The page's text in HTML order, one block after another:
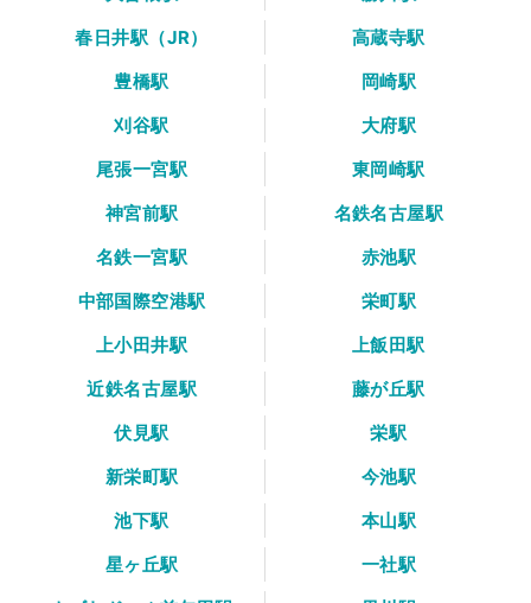
春日井駅（JR）
高蔵寺駅
豊橋駅
岡崎駅
刈谷駅
大府駅
尾張一宮駅
東岡崎駅
神宮前駅
名鉄名古屋駅
名鉄一宮駅
赤池駅
中部国際空港駅
栄町駅
上小田井駅
上飯田駅
近鉄名古屋駅
藤が丘駅
伏見駅
栄駅
新栄町駅
今池駅
池下駅
本山駅
星ヶ丘駅
一社駅